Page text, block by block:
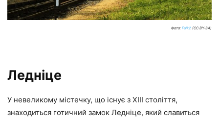
Фото: Falk2 (CC BY-SA)
Ледніце
У невеликому містечку, що існує з XIII століття,
знаходиться готичний замок Ледніце, який славиться